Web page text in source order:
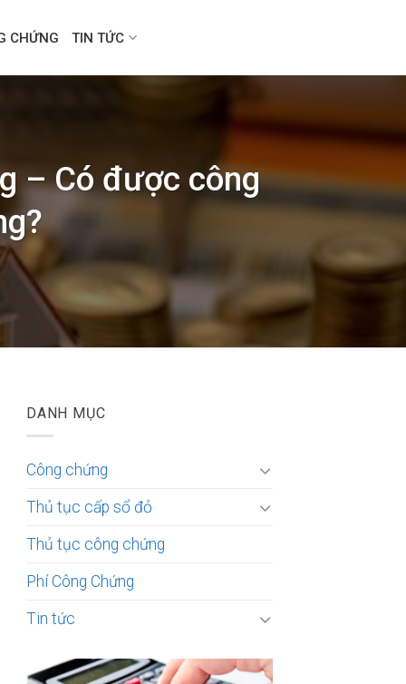
CHỨNG TIN TỨC
– Có được công
DANH MỤC
Công chứng
Thủ tục cấp sổ đỏ
Thủ tục công chứng
Phí Công Chứng
Tin tức